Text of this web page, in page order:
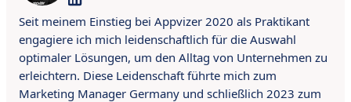
Seit meinem Einstieg bei Appvizer 2020 als Praktikant
engagiere ich mich leidenschaftlich für die Auswahl
optimaler Lösungen, um den Alltag von Unternehmen zu
erleichtern. Diese Leidenschaft führte mich zum
Marketing Manager Germany und schließlich 2023 zum